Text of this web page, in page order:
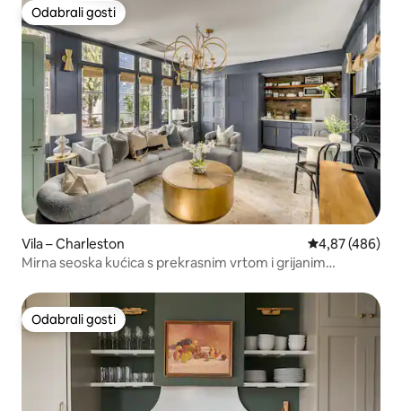
Odabrali gosti
Odabrali gosti
Vila – Charleston Prosječna
4,87 (486)
Mirna seoska kućica s prekrasnim vrtom i grijanim
Odabrali gosti
Odabrali gosti